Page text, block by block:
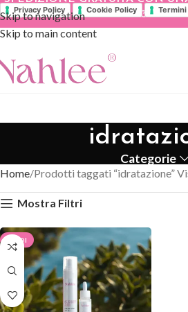
Privacy Policy Cookie Policy
Skip to navigation
Skip to main content
Categorie
Home Prodotti taggati “idratazione”
Mostra Filtri
SALDI
39.90